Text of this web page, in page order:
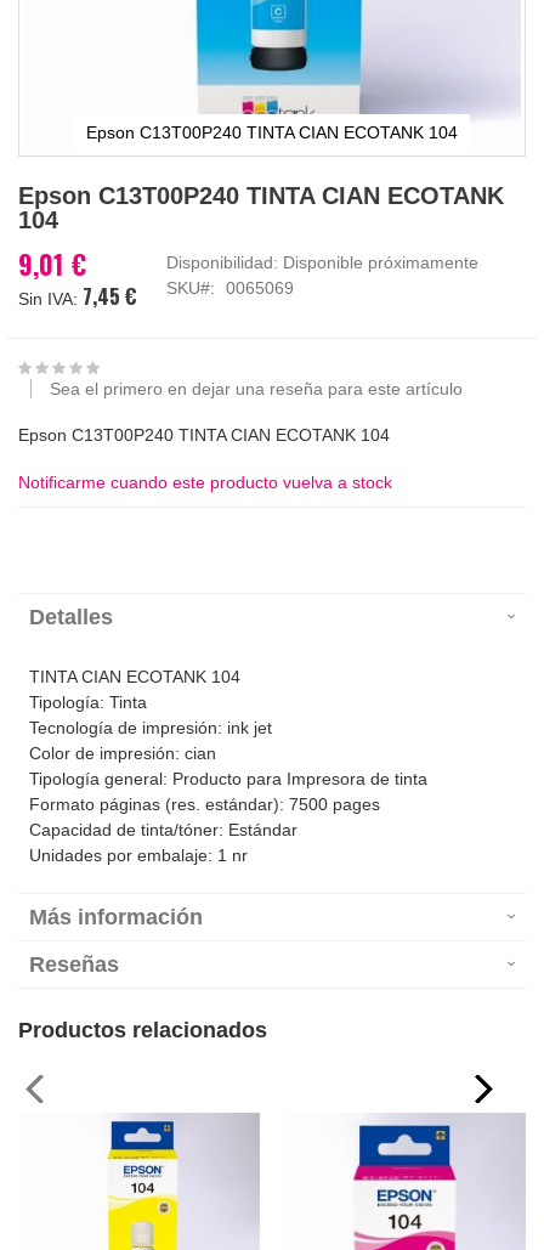
Epson C13T00P240 TINTA CIAN ECOTANK 104
al
comienzo
la
galería
Epson C13T00P240 TINTA CIAN ECOTANK
104
9,01 €
7,45 €
Disponibilidad: Disponible próximamente
SKU
0065069
Sea el primero en dejar una reseña para este artículo
Epson C13T00P240 TINTA CIAN ECOTANK 104
Notificarme cuando este producto vuelva a stock
Detalles
TINTA CIAN ECOTANK 104
Tipología: Tinta
Tecnología de impresión: ink jet
Color de impresión: cian
Tipología general: Producto para Impresora de tinta
Formato páginas (res. estándar): 7500 pages
Capacidad de tinta/tóner: Estándar
Unidades por embalaje: 1 nr
Más información
Reseñas
Productos relacionados